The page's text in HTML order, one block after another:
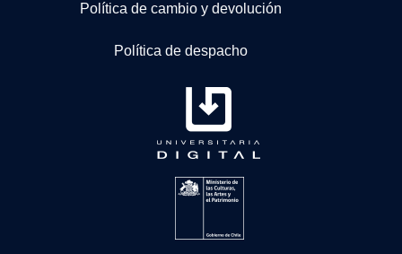
Política de cambio y devolución
Política de despacho